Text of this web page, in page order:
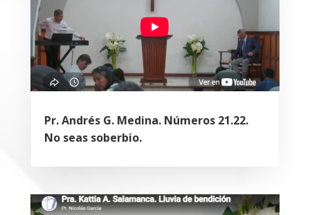
Pr. Andrés G. Medina. Números 21.22.
No seas soberbio.